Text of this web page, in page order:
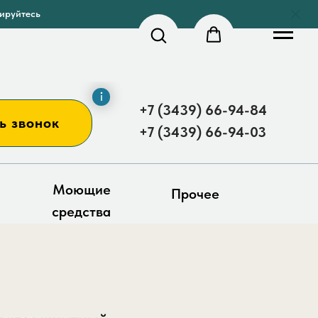
звонок
+7 (3439) 66-94-84
+7 (3439) 66-94-03
Моющие
средства
Прочее